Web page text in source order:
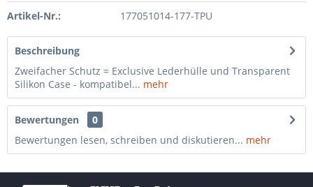
Artikel-Nr.: 177051014-177-TPU
Beschreibung
Zweifacher Schutz = Exclusive Lederhülle und Transparent
Silikon Case - kompatibel... mehr
Bewertungen
0
Bewertungen lesen, schreiben und diskutieren... mehr